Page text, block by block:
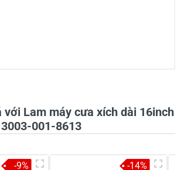
1 đánh giá
với Lam máy cưa xích dài 16inch
001-8613
-9% -14%